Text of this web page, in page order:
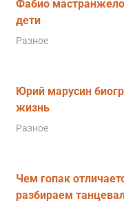
Фабио
дети
Разное
Юрий марусин
жизнь
Разное
Чем гопак
разбираем